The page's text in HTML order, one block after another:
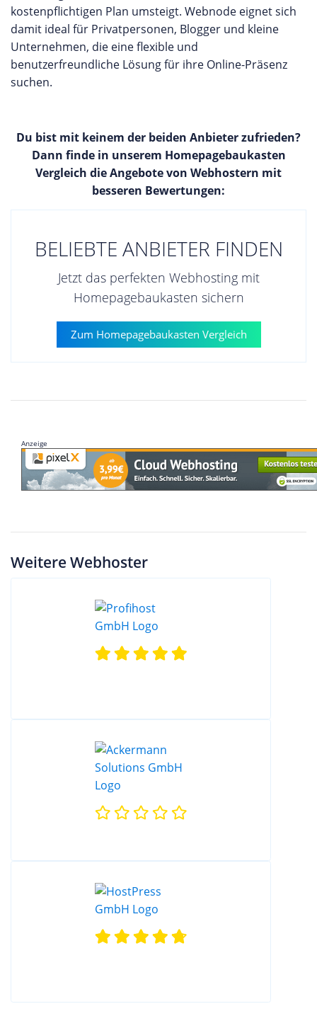
kostenpflichtigen Plan umsteigt. Webnode eignet sich
damit ideal für Privatpersonen, Blogger und kleine
Unternehmen, die eine flexible und
benutzerfreundliche Lösung für ihre Online-Präsenz
suchen.
Du bist mit keinem der beiden Anbieter zufrieden?
Dann finde in unserem Homepagebaukasten
Vergleich die Angebote von Webhostern mit
besseren Bewertungen:
BELIEBTE ANBIETER FINDEN
Jetzt das perfekten Webhosting mit
Homepagebaukasten sichern
Zum Homepagebaukasten Vergleich
Anzeige
Weitere Webhoster